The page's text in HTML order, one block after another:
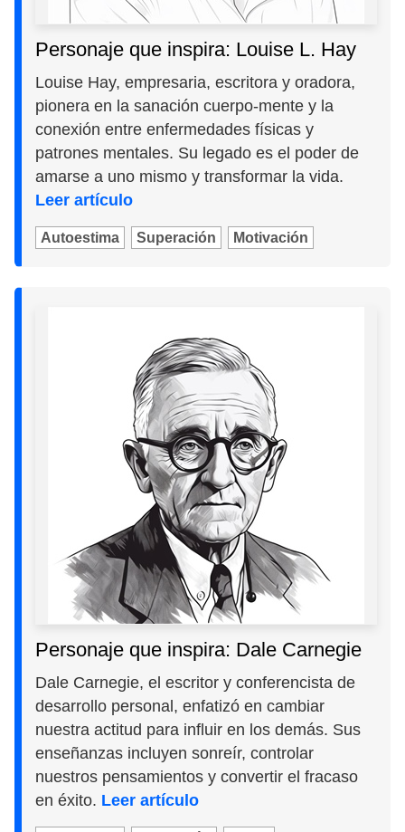
Personaje que inspira: Louise L. Hay
Louise Hay, empresaria, escritora y oradora,
pionera en la sanación cuerpo-mente y la
conexión entre enfermedades físicas y
patrones mentales. Su legado es el poder de
amarse a uno mismo y transformar la vida.
Leer artículo
Autoestima Superación Motivación
Personaje que inspira: Dale Carnegie
Dale Carnegie, el escritor y conferencista de
desarrollo personal, enfatizó en cambiar
nuestra actitud para influir en los demás. Sus
enseñanzas incluyen sonreír, controlar
nuestros pensamientos y convertir el fracaso
en éxito. Leer artículo